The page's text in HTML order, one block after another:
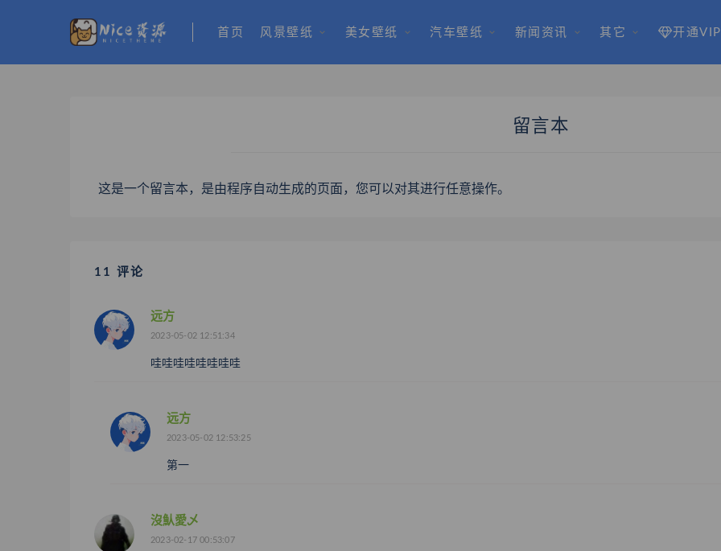
首页 风景壁纸 美女壁纸 汽车壁纸 新闻资讯 其它 开通VIP
留言本
这是一个留言本，是由程序自动生成的页面，您可以对其进行任意操作。
11 评论
远方
2023-05-02 12:51:34
哇哇哇哇哇哇哇哇
远方
2023-05-02 12:53:25
第一
沒魜愛乄
2023-02-17 00:53:07